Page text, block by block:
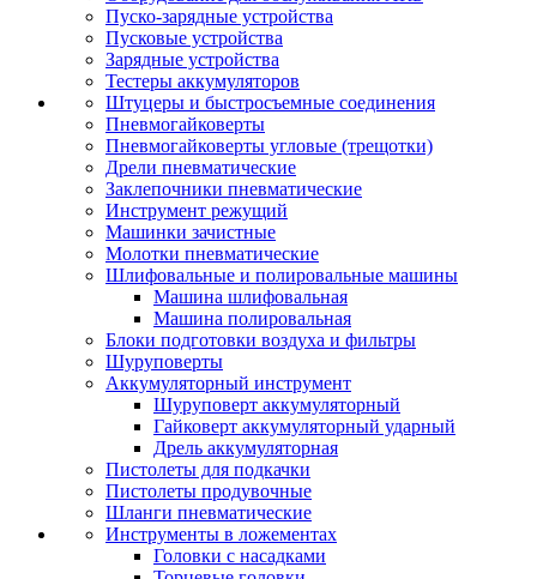
Пуско-зарядные устройства
Пусковые устройства
Зарядные устройства
Тестеры аккумуляторов
Штуцеры и быстросъемные соединения
Пневмогайковерты
Пневмогайковерты угловые (трещотки)
Дрели пневматические
Заклепочники пневматические
Инструмент режущий
Машинки зачистные
Молотки пневматические
Шлифовальные и полировальные машины
Машина шлифовальная
Машина полировальная
Блоки подготовки воздуха и фильтры
Шуруповерты
Аккумуляторный инструмент
Шуруповерт аккумуляторный
Гайковерт аккумуляторный ударный
Дрель аккумуляторная
Пистолеты для подкачки
Пистолеты продувочные
Шланги пневматические
Инструменты в ложементах
Головки с насадками